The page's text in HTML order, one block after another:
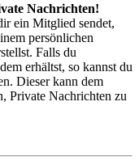
Nachrichten!
ein Mitglied sendet,
persönlichen
Falls du
erhältst, so kannst du
Dieser kann dem
Private Nachrichten zu